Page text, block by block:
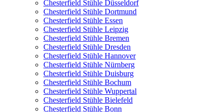
Chesterfield Stühle Düsseldorf
Chesterfield Stühle Dortmund
Chesterfield Stühle Essen
Chesterfield Stühle Leipzig
Chesterfield Stühle Bremen
Chesterfield Stühle Dresden
Chesterfield Stühle Hannover
Chesterfield Stühle Nürnberg
Chesterfield Stühle Duisburg
Chesterfield Stühle Bochum
Chesterfield Stühle Wuppertal
Chesterfield Stühle Bielefeld
Chesterfield Stühle Bonn